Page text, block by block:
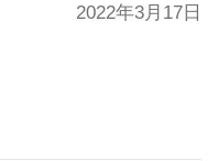
2022年3月17日